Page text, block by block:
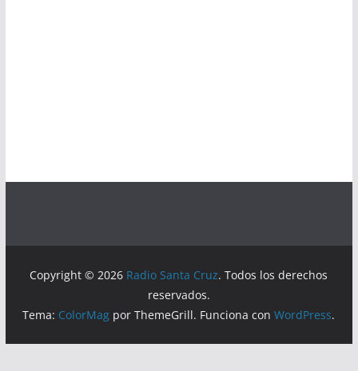
Copyright © 2026 Radio Santa Cruz. Todos los derechos
reservados.
Tema: ColorMag por ThemeGrill. Funciona conWordPress.